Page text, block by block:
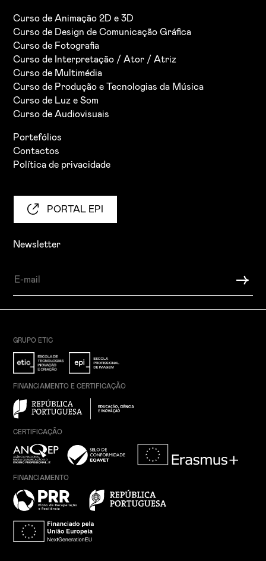
Curso de Animação 2D e 3D
Curso de Design de Comunicação Gráfica
Curso de Fotografia
Curso de Interpretação / Ator / Atriz
Curso de Multimédia
Curso de Produção e Tecnologias da Música
Curso de Luz e Som
Curso de Audiovisuais
Portefólios
Contactos
Política de privacidade
PORTAL EPI
Newsletter
GRUPO ETIC
FINANCIAMENTO E CERTIFICAÇÃO
CERTIFICAÇÃO
FINANCIAMENTO